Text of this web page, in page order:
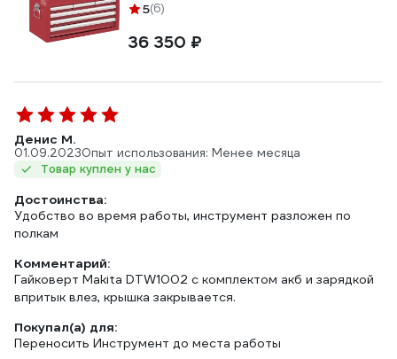
5(6)
36 350 ₽
Денис М.
01.09.2023Опыт использования: Менее месяца
Товар куплен у нас
Достоинства:
Удобство во время работы, инструмент разложен по
полкам
Комментарий:
Гайковерт Makita DTW1002 с комплектом акб и зарядкой
впритык влез, крышка закрывается.
Покупал(а) для:
Переносить Инструмент до места работы